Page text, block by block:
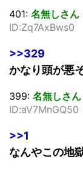
401: 名無しさん
ID:Zq7AxBws0
>>329
かなり頭が悪
399: 名無しさん
ID:aV7MnGQ50
>>1
なんやこの地